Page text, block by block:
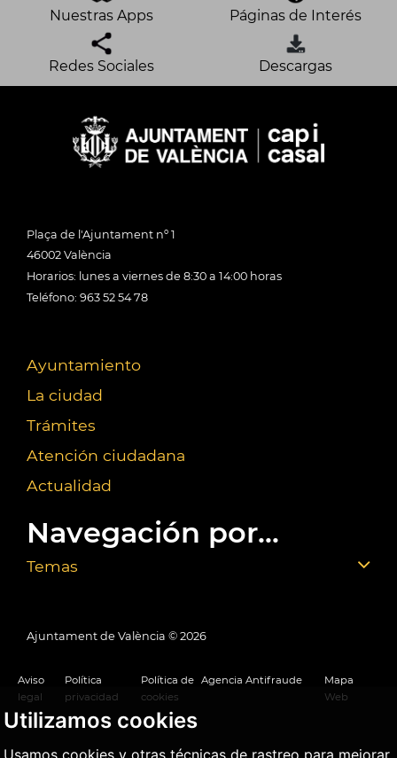
Utilizamos cookies
Usamos cookies y otras técnicas de rastreo para mejorar
Nuestras Apps Páginas de Interés
Redes Sociales Descargas
Plaça de l'Ajuntament nº 1
46002 València
Horarios: lunes a viernes de 8:30 a 14:00 horas
Teléfono: 963 52 54 78
Ayuntamiento
La ciudad
Trámites
Atención ciudadana
Actualidad
Navegación por...
Temas
Ajuntament de València © 2026
Aviso
legal
Política
privacidad
Política de
cookies
Agencia Antifraude
Mapa
Web